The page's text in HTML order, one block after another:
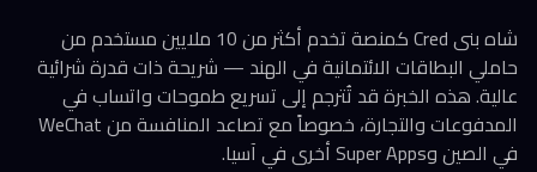
شاه بنى Cred كمنصة تخدم أكثر من 10 ملايين مستخدم من
حاملي البطاقات الائتمانية في الهند — شريحة ذات قدرة شرائية
عالية. هذه الخبرة قد تُترجم إلى تسريع طموحات واتساب في
المدفوعات والتجارة، خصوصاً مع تصاعد المنافسة من WeChat
في الصين وSuper Apps أخرى في آسيا.